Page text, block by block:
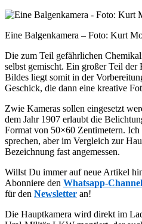
Eine Balgenkamera – Foto: Kurt
Die zum Teil gefährlichen
selbst gemischt. Ein großer Teil der
Bildes liegt somit in der
Geschick, die dann eine kreative
Zwie Kameras sollen eingesetzt
dem Jahr 1907 erlaubt die
Format von 50×60 Zentimetern.
sprechen, aber im Vergleich zur
Bezeichnung fast angemessen.
Willst Du immer auf neue Artikel
Abonniere den Whatsapp-Channel
für den Newsletter an!
Die Hauptkamera wird direkt im